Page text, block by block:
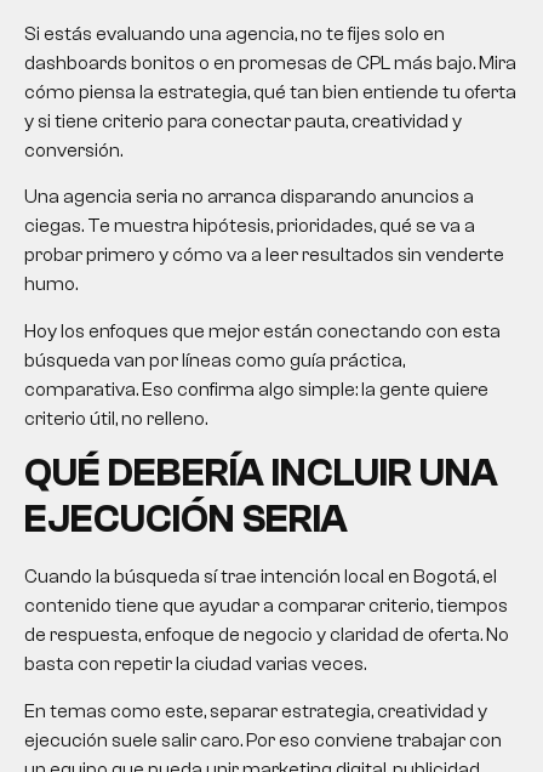
Si estás evaluando una agencia, no te fijes solo en
dashboards bonitos o en promesas de CPL más bajo. Mira
cómo piensa la estrategia, qué tan bien entiende tu oferta
y si tiene criterio para conectar pauta, creatividad y
conversión.
Una agencia seria no arranca disparando anuncios a
ciegas. Te muestra hipótesis, prioridades, qué se va a
probar primero y cómo va a leer resultados sin venderte
humo.
Hoy los enfoques que mejor están conectando con esta
búsqueda van por líneas como guía práctica,
comparativa. Eso confirma algo simple: la gente quiere
criterio útil, no relleno.
QUÉ DEBERÍA INCLUIR UNA
EJECUCIÓN SERIA
Cuando la búsqueda sí trae intención local en Bogotá, el
contenido tiene que ayudar a comparar criterio, tiempos
de respuesta, enfoque de negocio y claridad de oferta. No
basta con repetir la ciudad varias veces.
En temas como este, separar estrategia, creatividad y
ejecución suele salir caro. Por eso conviene trabajar con